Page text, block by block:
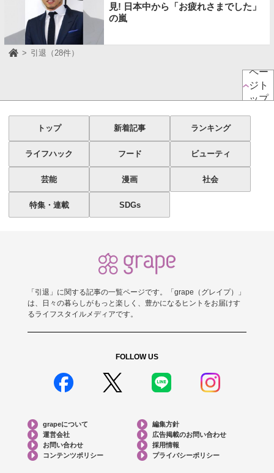
見! 日本中から「お疲れさまでした」
の嵐
引退（28件）
ペー
ジト
ップ
トップ 新着記事 ランキング
ライフハック フード ビューティ
芸能 漫画 社会
特集・連載 SDGs
「引退」に関する記事の一覧ページです。「grape（グレイプ）」
は、日々の暮らしがもっと楽しく、豊かになるヒントをお届けす
るライフスタイルメディアです。
FOLLOW US
grapeについて
編集方針
運営会社
広告掲載のお問い合わせ
お問い合わせ
採用情報
コンテンツポリシー
プライバシーポリシー